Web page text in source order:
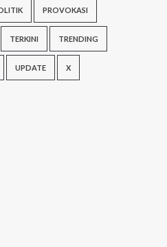
PROVOKASI
TERKINI TRENDING
UPDATE X